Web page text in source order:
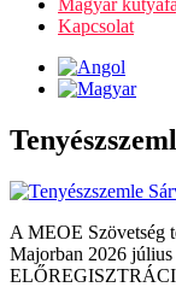
Magyar
Kapcsolat
A MEOE Szövetség
Majorban 2026 július